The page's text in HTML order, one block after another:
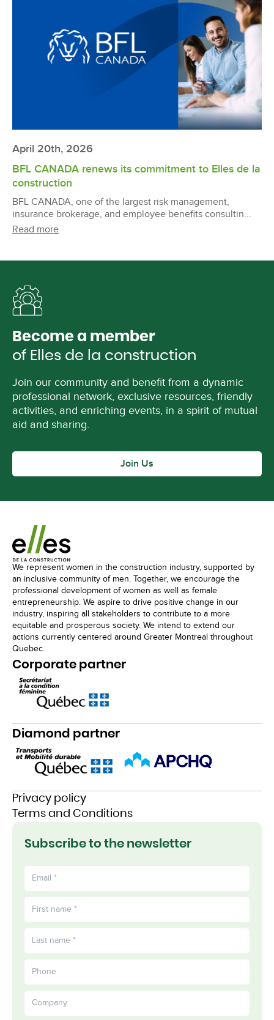
April 20th, 2026
BFL CANADA renews its commitment to Elles de la
construction
BFL CANADA, one of the largest risk management,
insurance brokerage, and employee benefits consultin...
Read more
Become a member
of Elles de la construction
Join our community and benefit from a dynamic
professional network, exclusive resources, friendly
activities, and enriching events, in a spirit of mutual
aid and sharing.
Join Us
We represent women in the construction industry, supported by
an inclusive community of men. Together, we encourage the
professional development of women as well as female
entrepreneurship. We aspire to drive positive change in our
industry, inspiring all stakeholders to contribute to a more
equitable and prosperous society. We intend to extend our
actions currently centered around Greater Montreal throughout
Quebec.
Corporate partner
Diamond partner
Privacy policy
Terms and Conditions
Subscribe to the newsletter